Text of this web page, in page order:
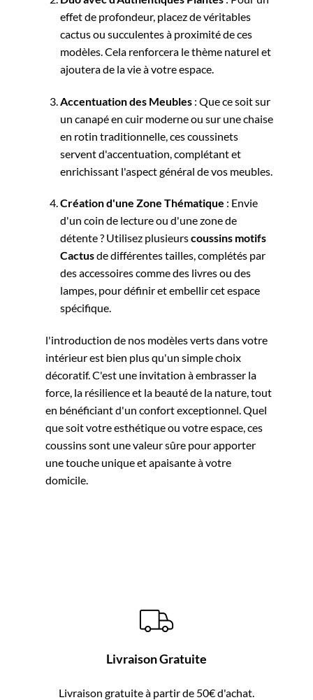
effet de profondeur, placez de véritables
cactus ou succulentes à proximité de ces
modèles. Cela renforcera le thème naturel et
ajoutera de la vie à votre espace.
Accentuation des Meubles: Que ce soit sur
un canapé en cuir moderne ou sur une chaise
en rotin traditionnelle, ces coussinets
servent d'accentuation, complétant et
enrichissant l'aspect général de vos meubles.
Création d'une Zone Thématique : Envie
d'un coin de lecture ou d'une zone de
détente ? Utilisez plusieurscoussins motifs
Cactusde différentes tailles, complétés par
des accessoires comme des livres ou des
lampes, pour définir et embellir cet espace
spécifique.
l'introduction de nos modèles verts dans votre
intérieur est bien plus qu'un simple choix
décoratif. C'est une invitation à embrasser la
force, la résilience et la beauté de la nature, tout
en bénéficiant d'un confort exceptionnel. Quel
que soit votre esthétique ou votre espace, ces
coussins sont une valeur sûre pour apporter
une touche unique et apaisante à votre
domicile.
Livraison Gratuite
Livraison gratuite à partir de 50€ d'achat.